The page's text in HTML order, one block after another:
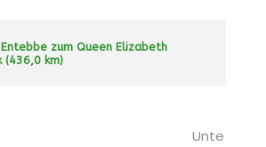
zum Queen Elizabeth
(436,0 km)
Unte